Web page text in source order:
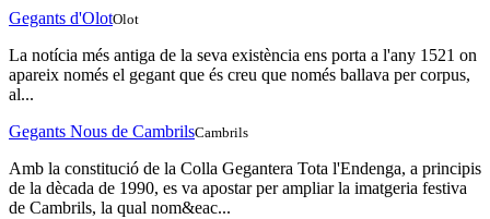
Gegants d'OlotOlot
La notícia més antiga de la seva existència ens porta a l'any 1521 on
apareix només el gegant que és creu que només ballava per corpus,
al...
Gegants Nous de CambrilsCambrils
Amb la constitució de la Colla Gegantera Tota l'Endenga, a principis
de la dècada de 1990, es va apostar per ampliar la imatgeria festiva
de Cambrils, la qual nom&eac...